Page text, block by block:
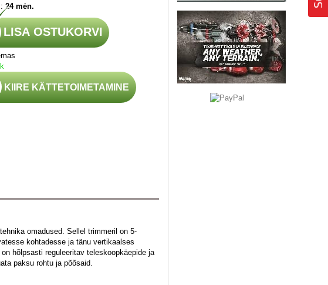
24 mėn.
LISA OSTUKORVI
KIIRE KÄTTETOIMETAMINE
omadused. Sellel trimmeril on 5-
kohtadesse ja tänu vertikaalses
hõlpsasti reguleeritav teleskoopkäepide ja
paksu rohtu ja põõsaid.